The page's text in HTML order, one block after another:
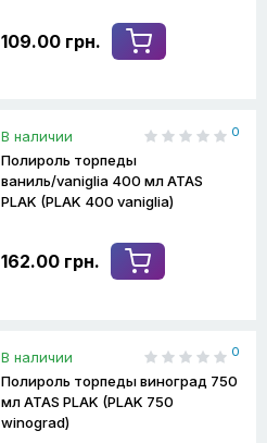
109.00 грн.
В наличии 0
Полироль торпеды
ваниль/vaniglia 400 мл ATAS
PLAK (PLAK 400 vaniglia)
162.00 грн.
В наличии 0
Полироль торпеды виноград 750
мл ATAS PLAK (PLAK 750
winograd)